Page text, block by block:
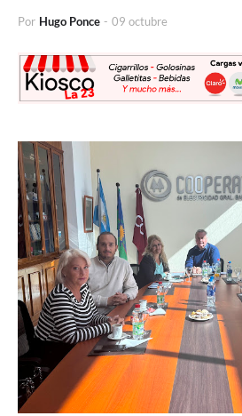
Por Hugo Ponce - 09 octubre